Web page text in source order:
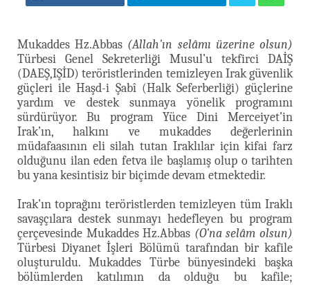
Mukaddes Hz.Abbas (Allah'ın selâmı üzerine olsun)
Türbesi Genel Sekreterliği Musul’u tekfirci DAİŞ
(DAEŞ,IŞİD) teröristlerinden temizleyen Irak güvenlik
güçleri ile Haşd-i Şabî (Halk Seferberliği) güçlerine
yardım ve destek sunmaya yönelik programını
sürdürüyor. Bu program Yüce Dini Merceiyet’in
Irak’ın, halkını ve mukaddes değerlerinin
müdafaasının eli silah tutan Iraklılar için kifai farz
olduğunu ilan eden fetva ile başlamış olup o tarihten
bu yana kesintisiz bir biçimde devam etmektedir.
Irak’ın toprağını teröristlerden temizleyen tüm Iraklı
savaşçılara destek sunmayı hedefleyen bu program
çerçevesinde Mukaddes Hz.Abbas (O'na selâm olsun)
Türbesi Diyanet İşleri Bölümü tarafından bir kafile
oluşturuldu. Mukaddes Türbe bünyesindeki başka
bölümlerden katılımın da olduğu bu kafile;